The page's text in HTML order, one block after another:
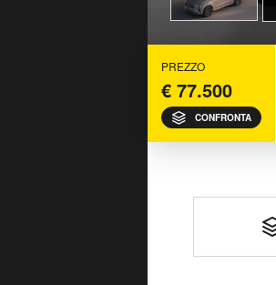
PREZZO
€ 77.500
CONFRONTA